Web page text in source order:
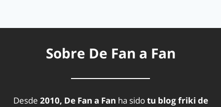
Sobre De Fan a Fan
Desde 2010, De Fan a Fan ha sidotu blog friki de